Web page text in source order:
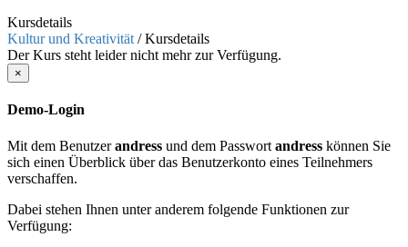
Kursdetails
Kultur und Kreativität /Kursdetails
Der Kurs steht leider nicht mehr zur Verfügung.
×
Demo-Login
Mit dem Benutzerandress und dem Passwort andress können Sie
sich einen Überblick über das Benutzerkonto eines Teilnehmers
verschaffen.
Dabei stehen Ihnen unter anderem folgende Funktionen zur
Verfügung: